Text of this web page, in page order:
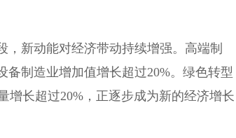
新动能对经济带动持续增强。高端制
制造业增加值增长超过20%。绿色转型
增长超过20%，正逐步成为新的经济增长